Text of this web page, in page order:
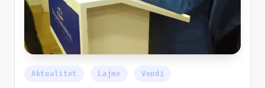
Aktualitet Lajme Vendi